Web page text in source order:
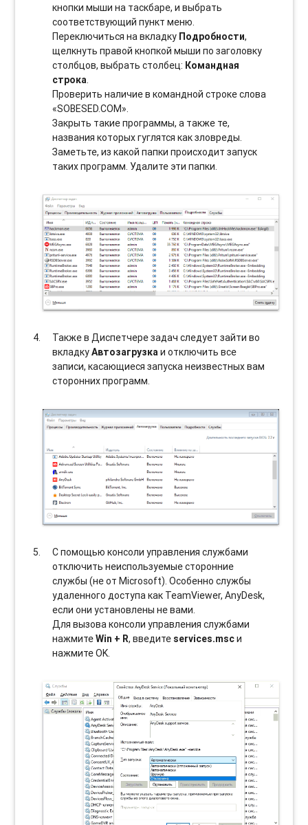
кнопки мыши на таскбаре, и выбрать
соотвeтствующий пункт меню.
Переключиться на вкладку Подробности,
щелкнуть правой кнопкой мыши по заголовку
столбцов, выбрать столбец: Командная
строка.
Проверить наличие в командной строке слова
«SOBESED.COM».
Закрыть такие программы, а также те,
названия которых гуглятся как зловреды.
Заметьте, из какой папки происходит запуск
таких программ. Удалите эти папки.
Также в Диспетчере задач следует зайти во
вкладкуАвтозагрузкаи отключить все
записи, касающиеся запуска неизвестных вам
сторонних программ.
С помощью консоли управления службами
отключить неиспользуемые сторонние
службы (не от Microsoft). Особенно службы
удаленного доступа как TeamViewer, AnyDesk,
если они установлены не вами.
Для вызова консоли управления службами
нажмитеWin + R, введите services.mscи
нажмите OK.